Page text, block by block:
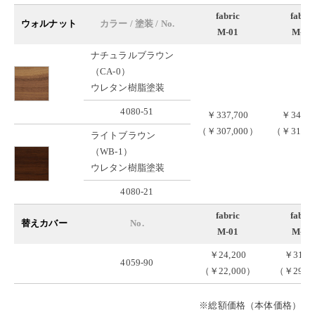
ウォルナット カラー / 塗装 / No.
fabric
M-01
fabric
M-02
ナチュラルブラウン
（CA-0）
ウレタン樹脂塗装
￥337,700
（￥307,000）
￥
（￥
4080-51
ライトブラウン
（WB-1）
ウレタン樹脂塗装
4080-21
替えカバー No.
fabric
M-01
fabric
M-02
4059-90
￥24,200
（￥22,000）
￥
（￥
※総額価格（本体価格）